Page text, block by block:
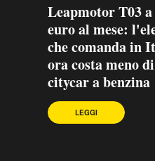
Leapmotor T03 a
euro al mese:
che comanda in
ora costa meno
citycar a benzina
LEGGI